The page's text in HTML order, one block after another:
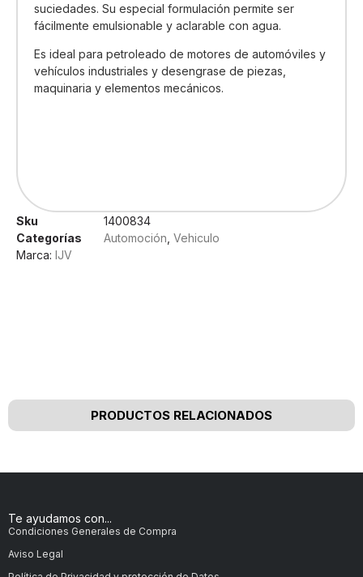
suciedades. Su especial formulación permite ser
fácilmente emulsionable y aclarable con agua.
Es ideal para petroleado de motores de automóviles y
vehículos industriales y desengrase de piezas,
maquinaria y elementos mecánicos.
Sku
1400834
Categorías
Automoción Vehiculo
Marca: IJV
PRODUCTOS RELACIONADOS
Te ayudamos con...
Condiciones Generales de Compra
Aviso Legal